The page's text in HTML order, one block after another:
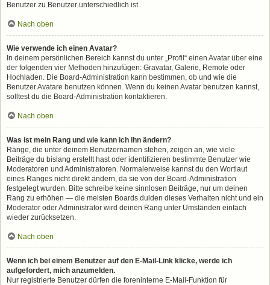
Benutzer zu Benutzer unterschiedlich ist.
Nach oben
Wie verwende ich einen Avatar?
In deinem persönlichen Bereich kannst du unter „Profil“ einen Avatar über eine
der folgenden vier Methoden hinzufügen: Gravatar, Galerie, Remote oder
Hochladen. Die Board-Administration kann bestimmen, ob und wie die
Benutzer Avatare benutzen können. Wenn du keinen Avatar benutzen kannst,
solltest du die Board-Administration kontaktieren.
Nach oben
Was ist mein Rang und wie kann ich ihn ändern?
Ränge, die unter deinem Benutzernamen stehen, zeigen an, wie viele
Beiträge du bislang erstellt hast oder identifizieren bestimmte Benutzer wie
Moderatoren und Administratoren. Normalerweise kannst du den Wortlaut
eines Ranges nicht direkt ändern, da sie von der Board-Administration
festgelegt wurden. Bitte schreibe keine sinnlosen Beiträge, nur um deinen
Rang zu erhöhen — die meisten Boards dulden dieses Verhalten nicht und ein
Moderator oder Administrator wird deinen Rang unter Umständen einfach
wieder zurücksetzen.
Nach oben
Wenn ich bei einem Benutzer auf den E-Mail-Link klicke, werde ich
aufgefordert, mich anzumelden.
Nur registrierte Benutzer dürfen die foreninterne E-Mail-Funktion für